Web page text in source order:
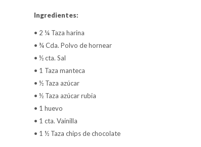
Ingredientes:
• 2 ¼ Taza harina
• ¾ Cda. Polvo de hornear
• ½ cta. Sal
• 1 Taza manteca
• ½ Taza azúcar
• ½ Taza azúcar rubia
• 1 huevo
• 1 cta. Vainilla
• 1 ½ Taza chips de chocolate